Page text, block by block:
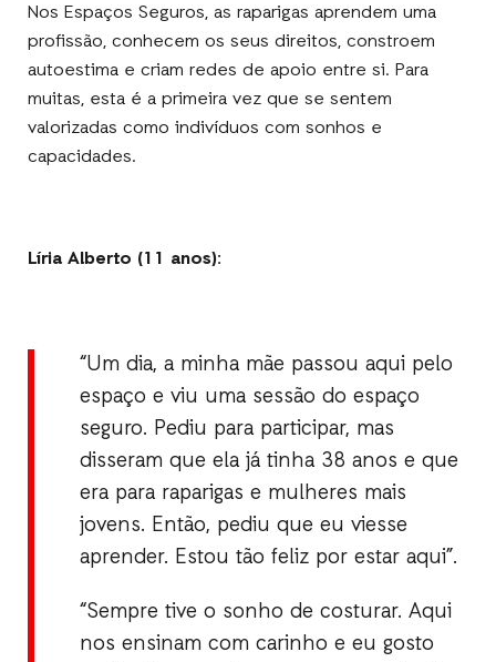
Nos Espaços Seguros, as raparigas aprendem uma
profissão, conhecem os seus direitos, constroem
autoestima e criam redes de apoio entre si. Para
muitas, esta é a primeira vez que se sentem
valorizadas como indivíduos com sonhos e
capacidades.
Líria Alberto (11 anos):
“Um dia, a minha mãe passou aqui pelo
espaço e viu uma sessão do espaço
seguro. Pediu para participar, mas
disseram que ela já tinha 38 anos e que
era para raparigas e mulheres mais
jovens. Então, pediu que eu viesse
aprender. Estou tão feliz por estar aqui”.
“Sempre tive o sonho de costurar. Aqui
nos ensinam com carinho e eu gosto